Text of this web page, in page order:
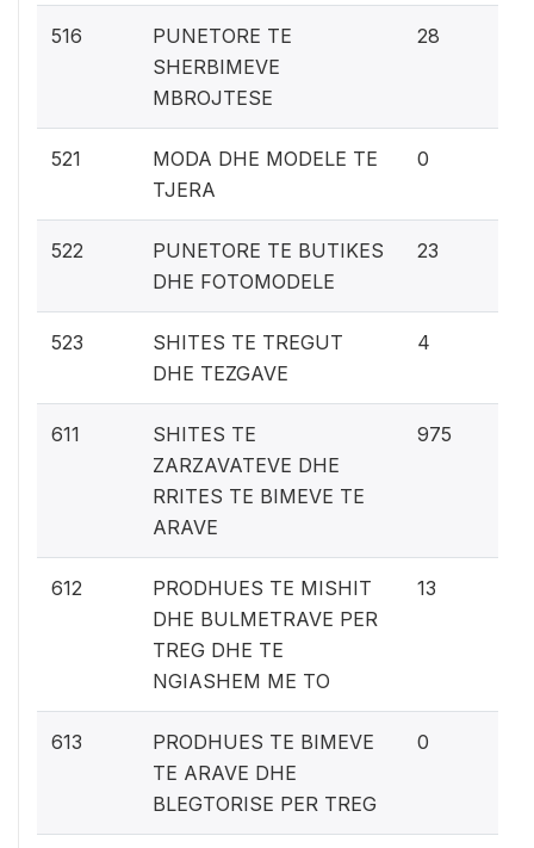
516
PUNETORE TE
SHERBIMEVE
MBROJTESE
28
521
MODA DHE MODELE TE
TJERA
0
522
PUNETORE TE BUTIKES
DHE FOTOMODELE
23
523
SHITES TE TREGUT
DHE TEZGAVE
4
611
SHITES TE
ZARZAVATEVE DHE
RRITES TE BIMEVE TE
ARAVE
975
612
PRODHUES TE MISHIT
DHE BULMETRAVE PER
TREG DHE TE
NGIASHEM ME TO
13
613
PRODHUES TE BIMEVE
TE ARAVE DHE
BLEGTORISE PER TREG
0